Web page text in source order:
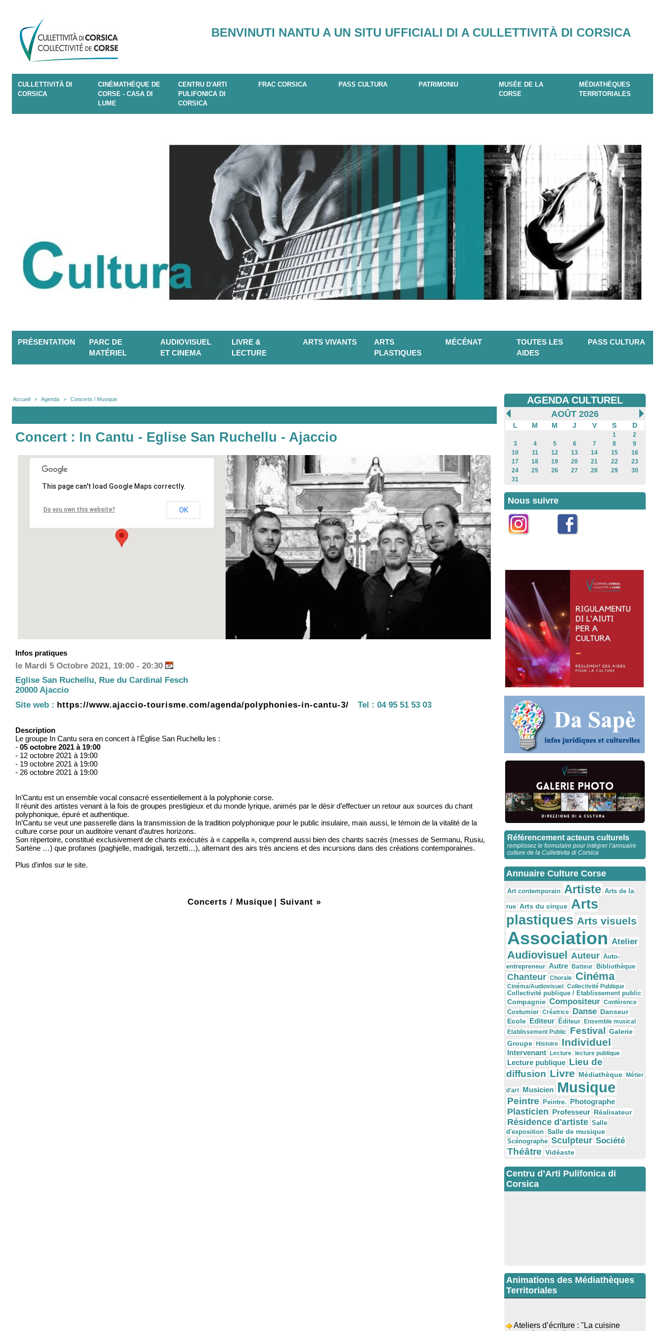
BENVINUTI NANTU A UN SITU UFFICIALI DI A CULLETTIVITÀ DI CORSICA
CULLETTIVITÀ DI
CORSICA
CINÉMATHÈQUE DE
CORSE - CASA DI
LUME
CENTRU D'ARTI
PULIFONICA DI
CORSICA
FRAC CORSICA PASS CULTURA PATRIMONIU
MUSÉE DE LA
CORSE
MÉDIATHÈQUES
TERRITORIALES
PRÉSENTATION
PARC DE
MATÉRIEL
AUDIOVISUEL
ET CINEMA
LIVRE &
LECTURE
ARTS VIVANTS
ARTS
PLASTIQUES
MÉCÉNAT
TOUTES LES
AIDES
PASS CULTURA
Accueil > Agenda > Concerts / Musique
Concert : In Cantu - Eglise San Ruchellu - Ajaccio
This page can't load Google Maps correctly.
Do you own this website? OK
Infos pratiques
le Mardi 5 Octobre 2021, 19:00 - 20:30
Eglise San Ruchellu, Rue du Cardinal Fesch
20000 Ajaccio
Site web : https://www.ajaccio-tourisme.com/agenda/polyphonies-in-cantu-3/ Tel : 04 95 51 53 03
Description
Le groupe In Cantu sera en concert à l'Église San Ruchellu les :
- 05 octobre 2021 à 19:00
- 12 octobre 2021 à 19:00
- 19 octobre 2021 à 19:00
- 26 octobre 2021 à 19:00
In’Cantu est un ensemble vocal consacré essentiellement à la polyphonie corse.
Il réunit des artistes venant à la fois de groupes prestigieux et du monde lyrique, animés par le désir d’effectuer un retour aux sources du chant
polyphonique, épuré et authentique.
In’Cantu se veut une passerelle dans la transmission de la tradition polyphonique pour le public insulaire, mais aussi, le témoin de la vitalité de la
culture corse pour un auditoire venant d’autres horizons.
Son répertoire, constitué exclusivement de chants exécutés à « cappella », comprend aussi bien des chants sacrés (messes de Sermanu, Rusiu,
Sartène …) que profanes (paghjelle, madrigali, terzetti…), alternant des airs très anciens et des incursions dans des créations contemporaines.
Plus d'infos sur le site.
Concerts / Musique | Suivant »
AGENDA CULTUREL
AOÛT 2026
L M M J V S D
1
2
3
4 5 6 7 8
9
10
11 12 13 14 15
16
17
18 19 20 21 22
23
24
25 26 27 28 29
30
31
Nous suivre
Référencement acteurs culturels
remplissez le formulaire pour intégrer l’annuaire
culture de la Cullettivita di Corsica
Annuaire Culture Corse
Art contemporain Artiste Arts de la
rue Arts du cirque Arts
plastiques Arts visuels
Association Atelier
Audiovisuel Auteur Auto-
entrepreneur Autre Batteur Bibliothèque
Chanteur Chorale Cinéma
Cinéma/Audiovisuel
Collectivité Publique
Collectivité publique / Etablissement public
Compagnie Compositeur Conférence
Costumier Créatrice Danse Danseur
Ecole Editeur Éditeur
Ensemble musical
Etablissement Public Festival Galerie
Groupe
Histoire Individuel
Intervenant Lecture lecture publique
Lecture publique Lieu de
diffusion Livre Médiathèque Métier
d'art Musicien Musique
Peintre Peintre. Photographe
Plasticien Professeur Réalisateur
Résidence d'artiste Salle
d'exposition Salle de musique
Scénographe Sculpteur Société
Théâtre Vidéaste
Centru d’Arti Pulifonica di
Corsica
Animations des Médiathèques
Territoriales
retrouvée" animés par Dominique